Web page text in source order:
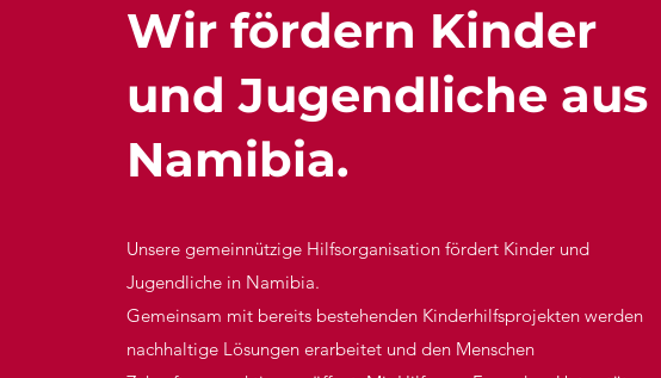
Wir fördern Kinder
und Jugendliche aus
Namibia.
Unsere gemeinnützige Hilfsorganisation fördert Kinder und
Jugendliche in Namibia.
Gemeinsam mit bereits bestehenden Kinderhilfsprojekten werden
nachhaltige Lösungen erarbeitet und den Menschen